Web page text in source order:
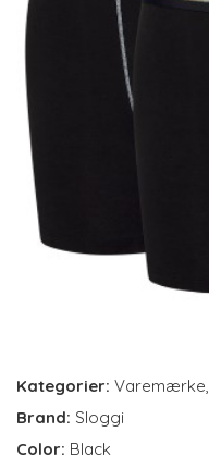
Kategorier: Varemærke,
Brand: Sloggi
Color: Black